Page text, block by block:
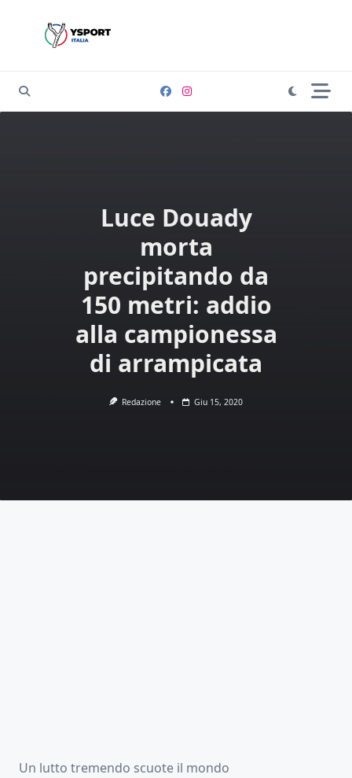
Luce Douady
morta
precipitando da
150 metri: addio
alla campionessa
di arrampicata
Redazione Giu 15, 2020
Un lutto tremendo scuote il mondo